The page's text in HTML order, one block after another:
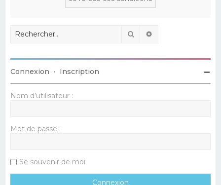
Rechercher
Connexion • Inscription
Nom d’utilisateur :
Mot de passe :
Se souvenir de moi